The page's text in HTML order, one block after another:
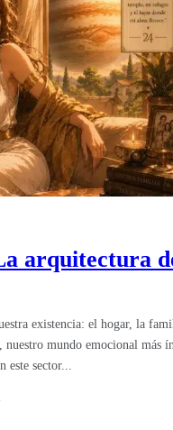
arquitectura
existencia: el hogar, la
nuestro mundo emocional más
este sector...